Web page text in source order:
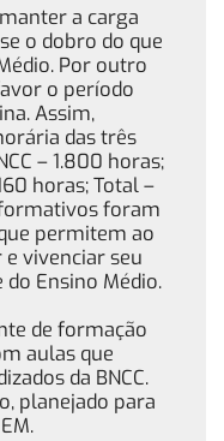
a carga
o dobro do que
Por outro
o período
Assim,
das três
– 1.800 horas;
horas; Total –
foram
permitem ao
vivenciar seu
do Ensino Médio.
de formação
aulas que
da BNCC.
planejado para